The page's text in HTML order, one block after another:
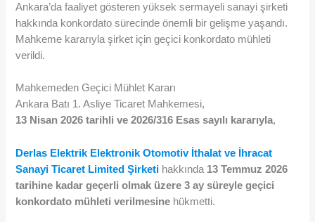
Ankara’da faaliyet gösteren yüksek sermayeli sanayi şirketi
hakkında konkordato sürecinde önemli bir gelişme yaşandı.
Mahkeme kararıyla şirket için geçici konkordato mühleti
verildi.
Mahkemeden Geçici Mühlet Kararı
Ankara Batı 1. Asliye Ticaret Mahkemesi,
13 Nisan 2026 tarihli ve 2026/316 Esas sayılı kararıyla,
Derlas Elektrik Elektronik Otomotiv İthalat ve İhracat
Sanayi Ticaret Limited Şirketi hakkında 13 Temmuz 2026
tarihine kadar geçerli olmak üzere 3 ay süreyle geçici
konkordato mühleti verilmesine hükmetti.